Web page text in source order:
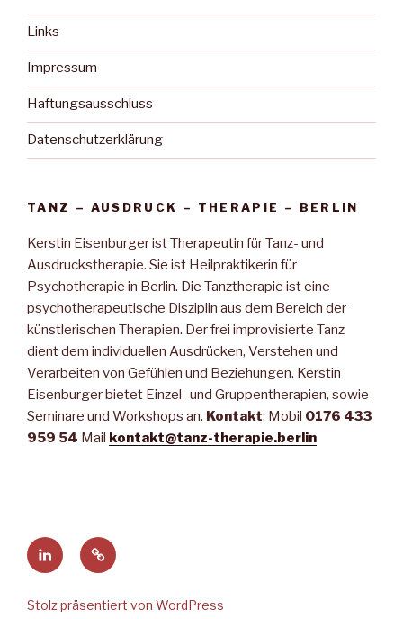
Links
Impressum
Haftungsausschluss
Datenschutzerklärung
TANZ – AUSDRUCK – THERAPIE – BERLIN
Kerstin Eisenburger ist Therapeutin für Tanz- und
Ausdruckstherapie. Sie ist Heilpraktikerin für
Psychotherapie in Berlin. Die Tanztherapie ist eine
psychotherapeutische Disziplin aus dem Bereich der
künstlerischen Therapien. Der frei improvisierte Tanz
dient dem individuellen Ausdrücken, Verstehen und
Verarbeiten von Gefühlen und Beziehungen. Kerstin
Eisenburger bietet Einzel- und Gruppentherapien, sowie
Seminare und Workshops an. Kontakt: Mobil 0176 433
959 54 Mail kontakt@tanz-therapie.berlin
Kerstin
bei
Webseite
bearbeiten
Stolz präsentiert von WordPress